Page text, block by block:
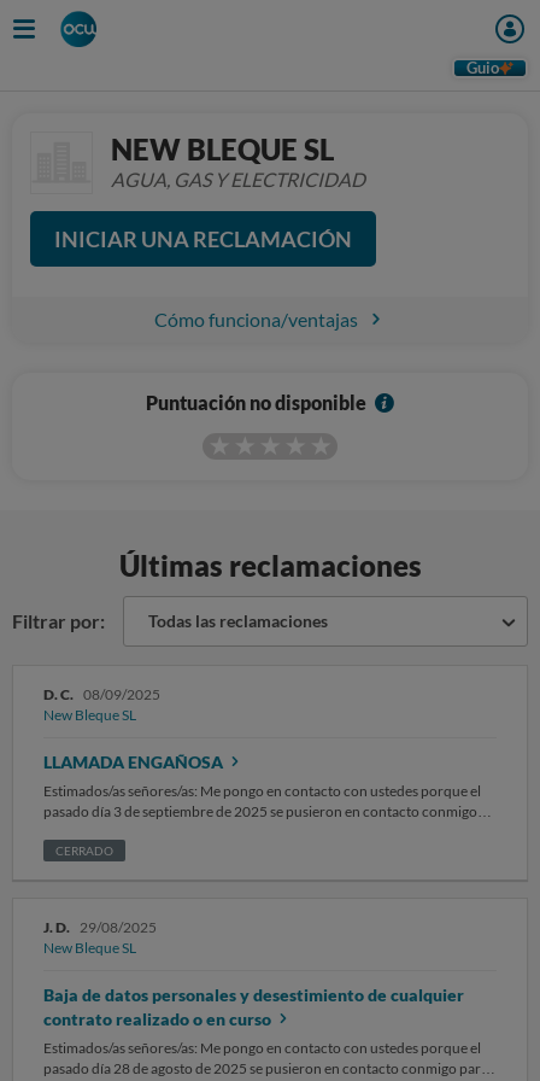
Guio
NEW BLEQUE SL
AGUA, GAS Y ELECTRICIDAD
INICIAR UNA RECLAMACIÓN
Cómo funciona/ventajas
Puntuación no disponible
I
Últimas reclamaciones
Filtrar por: Todas las reclamaciones
D. C. 08/09/2025
New Bleque SL
LLAMADA ENGAÑOSA
Estimados/as señores/as: Me pongo en contacto con ustedes porque el
pasado día 3 de septiembre de 2025 se pusieron en contacto conmigo
SOLICITO : Primero: que se desestime cualquier contrato vigente o en
comerciales constantes para la contratación de servicios tanto de esta
empresa como de sus socios comerciales. Sin otro particular,
CERRADO
J. D. 29/08/2025
New Bleque SL
Baja de datos personales y desestimiento de cualquier
contrato realizado o en curso
Estimados/as señores/as: Me pongo en contacto con ustedes porque el
pasado día 28 de agosto de 2025 se pusieron en contacto conmigo para